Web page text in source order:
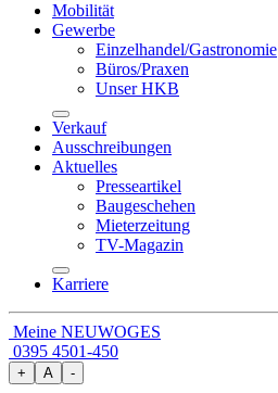
Mobilität
Gewerbe
Einzelhandel/Gastronomie
Büros/Praxen
Unser HKB
Verkauf
Ausschreibungen
Aktuelles
Presseartikel
Baugeschehen
Mieterzeitung
TV-Magazin
Karriere
Meine NEUWOGES
0395 4501-450
+ A -